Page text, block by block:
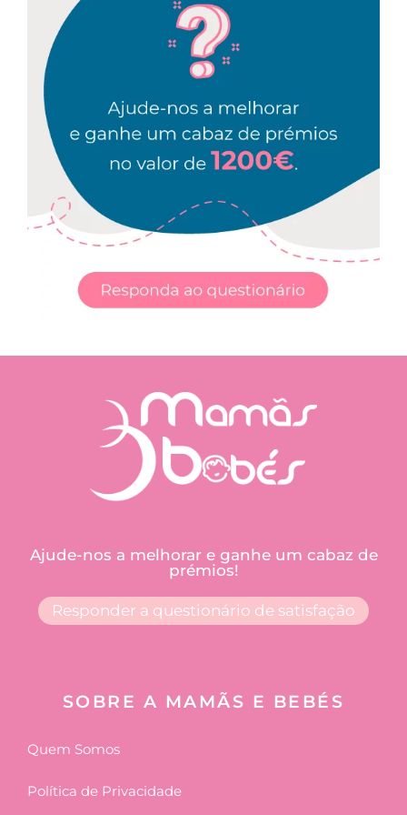
Ajude-nos a melhorar e ganhe um cabaz de
prémios!
Responder a questionário de satisfação
SOBRE A MAMÃS E BEBÉS
Quem Somos
Política de Privacidade